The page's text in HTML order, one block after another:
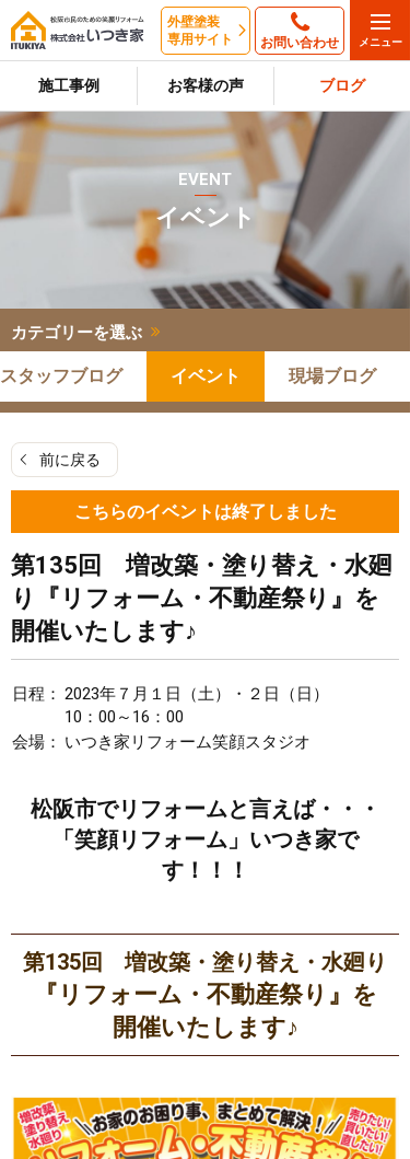
外壁塗装
専用サイト
お問い合わせ
施工事例 お客様の声 ブログ
EVENT
イベント
カテゴリーを選ぶ
スタッフブログ イベント 現場ブログ
前に戻る
こちらのイベントは終了しました
第135回 増改築・塗り替え・水廻
り『リフォーム・不動産祭り』を
開催いたします♪
日程： 2023年７月１日（土）・２日（日）
10：00～16：00
会場： いつき家リフォーム笑顔スタジオ
松阪市でリフォームと言えば・・・
「笑顔リフォーム」いつき家で
す！！！
第135回 増改築・塗り替え・水廻り
『リフォーム・不動産祭り』を
開催いたします♪